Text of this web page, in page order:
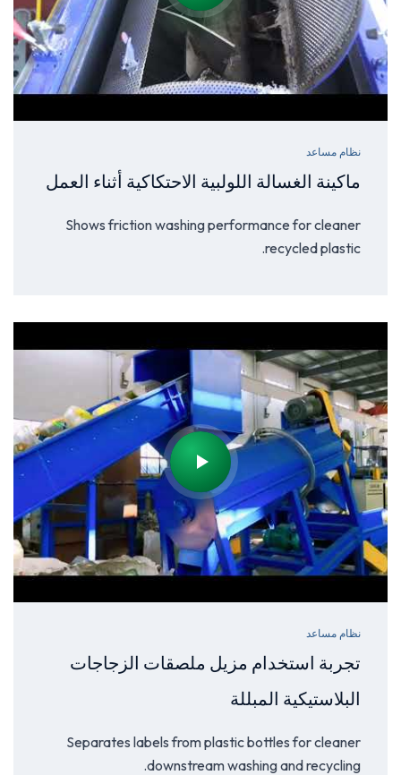
نظام مساعد
ماكينة الغسالة اللولبية الاحتكاكية أثناء العمل
Shows friction washing performance for cleaner
recycled plastic.
نظام مساعد
تجربة استخدام مزيل ملصقات الزجاجات
البلاستيكية المبللة
Separates labels from plastic bottles for cleaner
downstream washing and recycling.